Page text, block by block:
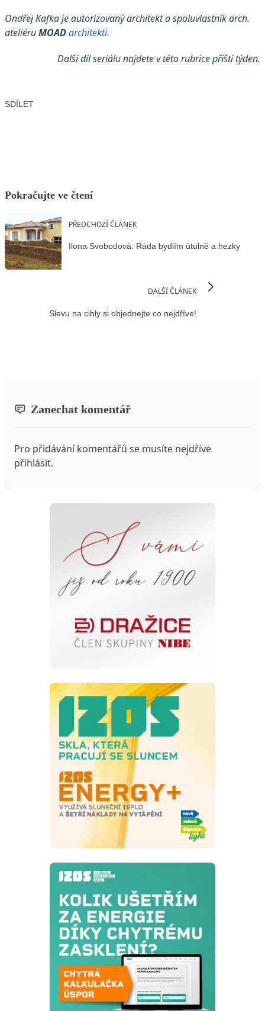
Ondřej Kafka je autorizovaný architekt a spoluvlastník arch.
ateliéruMOADarchitekti.
Další díl seriálu najdete v této rubrice příští týden.
SDÍLET
Pokračujte ve čtení
PŘEDCHOZÍ ČLÁNEK
Ilona Svobodová: Ráda bydlím útulně a hezky
DALŠÍ ČLÁNEK
Slevu na cihly si objednejte co nejdříve!
Zanechat komentář
Pro přidávání komentářů se musíte nejdříve
přihlásit.